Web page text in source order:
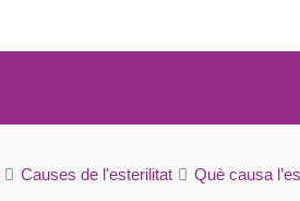
Control hormonal de
Causes de l'esterilitat Què causa